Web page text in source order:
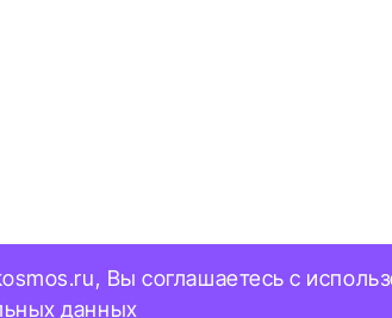
Вы соглашаетесь с
данных